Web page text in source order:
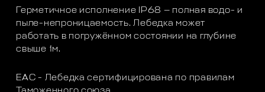
Герметичное исполнение IP68 — полная водо- и
пыле-непроницаемость. Лебедка может
работать в погружённом состоянии на глубине
свыше 1м.
ЕАС - Лебедка сертифицирована по правилам